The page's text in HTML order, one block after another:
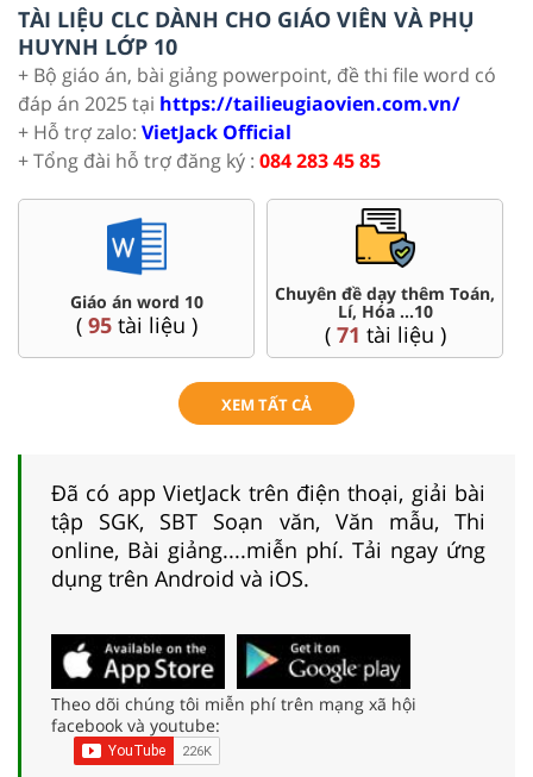
TÀI LIỆU CLC DÀNH CHO GIÁO VIÊN VÀ PHỤ
HUYNH LỚP 10
+ Bộ giáo án, bài giảng powerpoint, đề thi file word có
đáp án 2025 tại https://tailieugiaovien.com.vn/
+ Hỗ trợ zalo: VietJack Official
+ Tổng đài hỗ trợ đăng ký : 084 283 45 85
Đề thi HSG 10
(8tài liệu )
Trắc nghiệm đúng sai 10
( 41tài liệu )
XEM TẤT CẢ
Đã có app VietJack trên điện thoại, giải bài
tập SGK, SBT Soạn văn, Văn mẫu, Thi
online, Bài giảng....miễn phí. Tải ngay ứng
dụng trên Android và iOS.
Theo dõi chúng tôi miễn phí trên mạng xã hội
facebook và youtube: